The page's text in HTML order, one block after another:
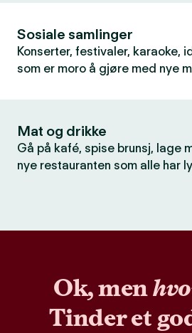
Sosiale samlinger
Konserter, festivaler, karaoke,
som er moro å gjøre med nye
Mat og drikke
Gå på kafé, spise brunsj, lage
nye restauranten som alle har
Ok, men
Tinder et